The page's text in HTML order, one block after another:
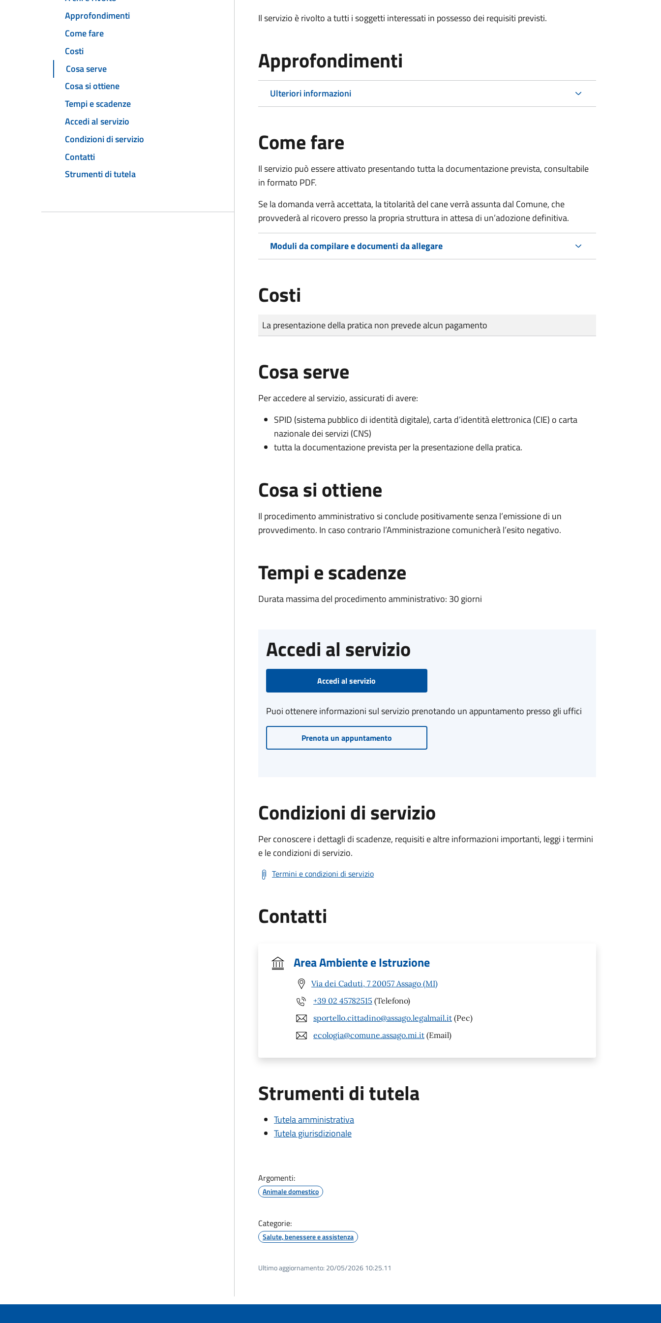
Approfondimenti
Come fare
Costi
Cosa serve
Cosa si ottiene
Tempi e scadenze
Accedi al servizio
Condizioni di servizio
Contatti
Strumenti di tutela
Il servizio è rivolto a tutti i soggetti interessati in possesso dei requisiti previsti.
Approfondimenti
Ulteriori informazioni
Come fare
Il servizio può essere attivato presentando tutta la documentazione prevista, consultabile
in formato PDF.
Se la domanda verrà accettata, la titolarità del cane verrà assunta dal Comune, che
provvederà al ricovero presso la propria struttura in attesa di un’adozione definitiva.
Moduli da compilare e documenti da allegare
Costi
Tipo di pagamento
Importo
La presentazione della pratica non prevede alcun pagamento
Cosa serve
Per accedere al servizio, assicurati di avere:
SPID (sistema pubblico di identità digitale), carta d’identità elettronica (CIE) o carta
nazionale dei servizi (CNS)
tutta la documentazione prevista per la presentazione della pratica.
Cosa si ottiene
Il procedimento amministrativo si conclude positivamente senza l’emissione di un
provvedimento. In caso contrario l’Amministrazione comunicherà l’esito negativo.
Tempi e scadenze
Durata massima del procedimento amministrativo: 30 giorni
Accedi al servizio
Accedi al servizio
Puoi ottenere informazioni sul servizio prenotando un appuntamento presso gli uffici
Prenota un appuntamento
Condizioni di servizio
Per conoscere i dettagli di scadenze, requisiti e altre informazioni importanti, leggi i termini
e le condizioni di servizio.
Termini e condizioni di servizio
Contatti
Area Ambiente e Istruzione
Via dei Caduti, 7 20057 Assago (MI)
+39 02 45782515 (Telefono)
sportello.cittadino@assago.legalmail.it (Pec)
ecologia@comune.assago.mi.it (Email)
Strumenti di tutela
Tutela amministrativa
Tutela giurisdizionale
Argomenti:
Animale domestico
Categorie:
Salute, benessere e assistenza
Ultimo aggiornamento: 20/05/2026 10:25.11